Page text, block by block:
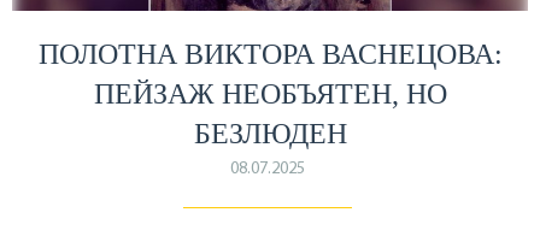
ПОЛОТНА ВИКТОРА ВАСНЕЦОВА:
ПЕЙЗАЖ НЕОБЪЯТЕН, НО
БЕЗЛЮДЕН
08.07.2025